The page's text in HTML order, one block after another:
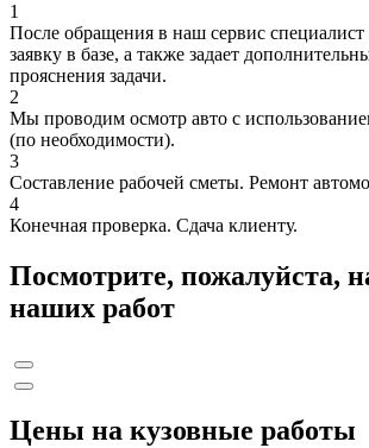
1
После обращения в наш сервис
заявку в базе, а также задает
прояснения задачи.
2
Мы проводим осмотр авто с
(по необходимости).
3
Составление рабочей сметы. Ремонт
4
Конечная проверка. Сдача клиенту.
Посмотрите, пожалуйста,
наших работ
Цены на кузовные работы